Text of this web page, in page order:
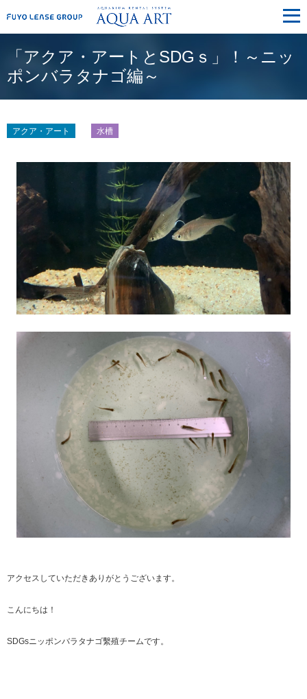
メ
ニ
ュ
「アクア・アートとSDGｓ」！～ニッ
ポンバラタナゴ編～
アクア・アート 水槽
アクセスしていただきありがとうございます。
こんにちは！
SDGsニッポンバラタナゴ繫殖チームです。